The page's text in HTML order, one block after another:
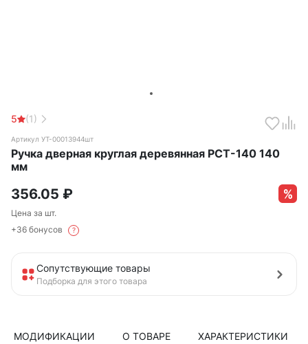
5 (1)
Артикул УТ-00013944шт
Ручка дверная круглая деревянная РСТ-140 140
мм
356.05 ₽
Цена за шт.
+36 бонусов
?
Сопутствующие товары
Подборка для этого товара
МОДИФИКАЦИИ О ТОВАРЕ ХАРАКТЕРИСТИКИ